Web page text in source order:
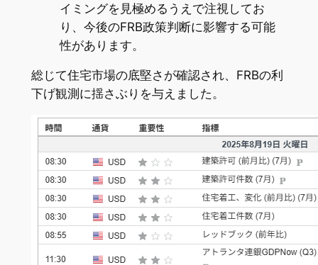
イミングを見極めるうえで注視してお
り、今後のFRB政策判断に影響する可能
性があります。
総じて住宅市場の底堅さが確認され、FRBの利
下げ観測に揺さぶりを与えました。